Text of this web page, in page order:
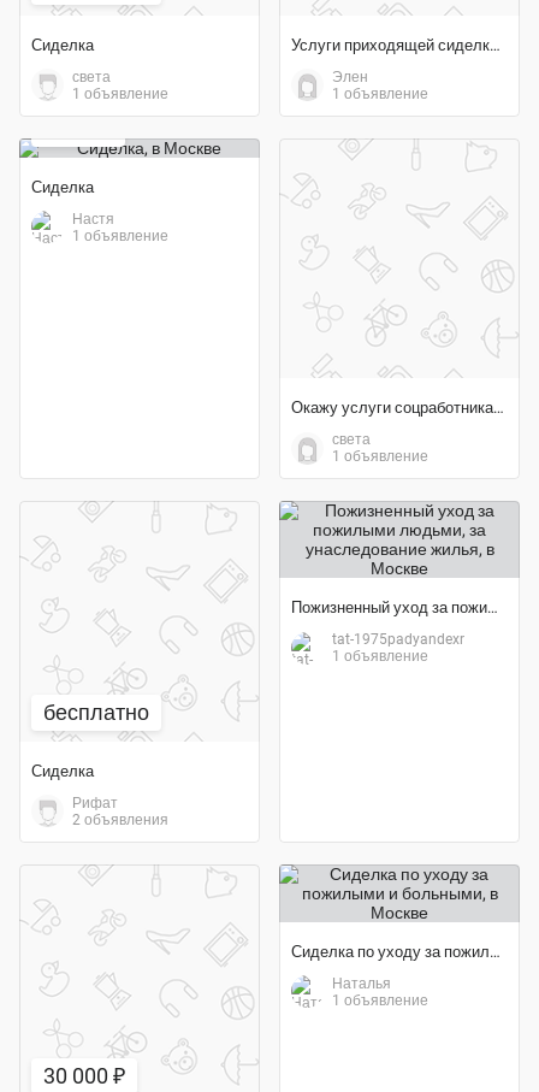
Сиделка
света
1 объявление
Услуги приходящей сиделки выходные дни и вечером «на час»
Элен
1 объявление
Сиделка
Настя
1 объявление
Окажу услуги соцработника-сиделки
света
1 объявление
бесплатно
Сиделка
Рифат
2 объявления
Пожизненный уход за пожилыми людьми, за унаследование жилья
tat-1975padyandexr
1 объявление
30 000 ₽
Сиделка по уходу за пожилыми и больными
Наталья
1 объявление